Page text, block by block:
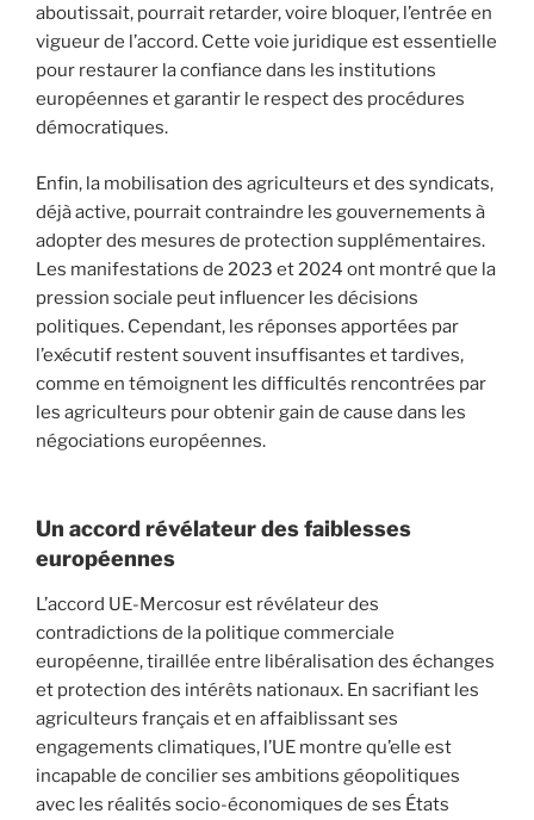
aboutissait, pourrait retarder, voire bloquer, l’entrée en
vigueur de l’accord. Cette voie juridique est essentielle
pour restaurer la confiance dans les institutions
européennes et garantir le respect des procédures
démocratiques.
Enfin, la mobilisation des agriculteurs et des syndicats,
déjà active, pourrait contraindre les gouvernements à
adopter des mesures de protection supplémentaires.
Les manifestations de 2023 et 2024 ont montré que la
pression sociale peut influencer les décisions
politiques. Cependant, les réponses apportées par
l’exécutif restent souvent insuffisantes et tardives,
comme en témoignent les difficultés rencontrées par
les agriculteurs pour obtenir gain de cause dans les
négociations européennes.
Un accord révélateur des faiblesses
européennes
L’accord UE-Mercosur est révélateur des
contradictions de la politique commerciale
européenne, tiraillée entre libéralisation des échanges
et protection des intérêts nationaux. En sacrifiant les
agriculteurs français et en affaiblissant ses
engagements climatiques, l’UE montre qu’elle est
incapable de concilier ses ambitions géopolitiques
avec les réalités socio-économiques de ses États